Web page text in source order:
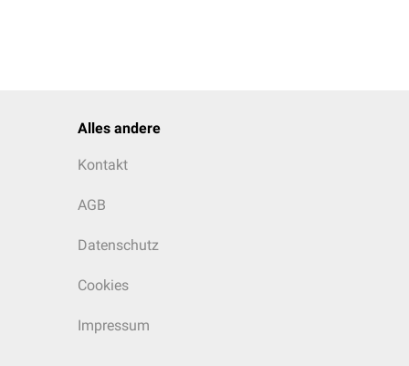
Alles andere
Kontakt
AGB
Datenschutz
Cookies
Impressum